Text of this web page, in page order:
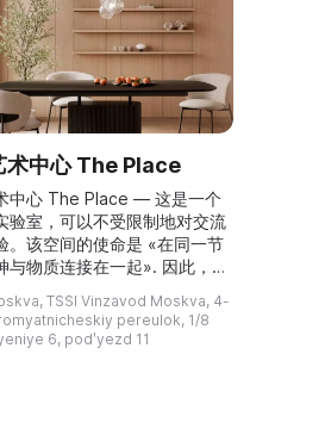
术中心 The Place
中心 The Place — 这是一个
验室，可以不受限制地对交流
。该空间的使命是 «在同一节
与物质连接在一起». 因此，
出能够传达这一理念的俄罗斯
作品. 中心常设展览包
演 Lila 和 Code 369。同
TSSI Vinzavod Moskva, 4-
pereulok, 1/8
6, podʹyezd 11